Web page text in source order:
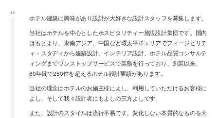
ホテル建築に興味があり設計が大好きな設計スタッフを募集します。
当社はホテルを中心としたホスピタリティー施設設計集団です。国内
はもとより、東南アジア、中国など環太平洋エリアでフィージビリテ
ィ・スタディから建築設計、インテリア設計、ホテル品質コンサルテ
ィングまでワンストップサービスで業務を行っており、創業以来、
60年間で250件を超えるホテル設計実績があります。
当社の理念はホテルのお施主様によし、利用していただけるお客様に
よし、そして我々設計者にもよしの三方よしです。
また、設計のスタイルは流行不易です。変化しない本質的なものを大